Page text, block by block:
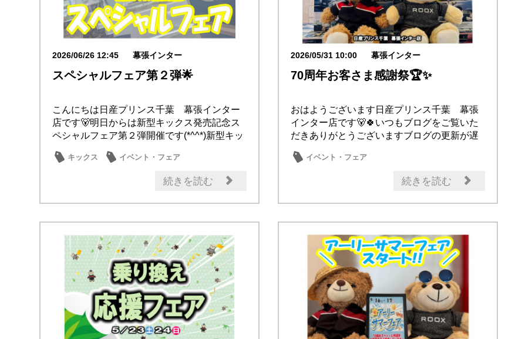
2026/06/26 12:45 幕張インター
スペシャルフェア第２弾🌟
こんにちは日産プリンス千葉 幕張インター
店です🐻明日からは新型キックス発売記念ス
ペシャルフェア第２弾開催です(*^^*)新型キッ
キックス
イベント・フェア
続きを読む
2026/05/31 10:00 幕張インター
70周年お客さま感謝祭🏆✨
おはようございます日産プリンス千葉 幕張
インター店です🐻🍀いつもブログをご覧いた
だきありがとうございますブログの更新が遅
イベント・フェア
続きを読む